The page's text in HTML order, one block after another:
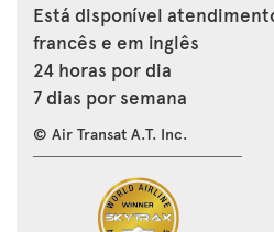
Está disponível
francês e em inglês
24 horas por dia
7 dias por semana
© Air Transat A.T. Inc.